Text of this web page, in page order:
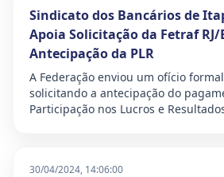
Sindicato dos Bancários de
Apoia Solicitação da Fetraf RJ/
Antecipação da PLR
A Federação enviou um ofício
solicitando a antecipação do
Participação nos Lucros e
30/04/2024, 14:06:00